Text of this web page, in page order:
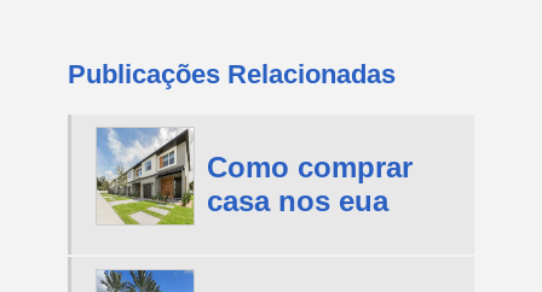
Publicações Relacionadas
Como comprar
casa nos eua